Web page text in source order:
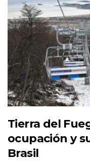
Tierra del
ocupación y
Brasil